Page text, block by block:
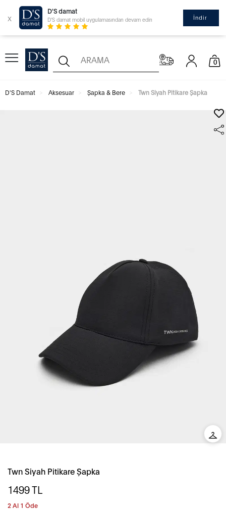
x
D'S damat
D'S damat mobil uygulamasından devam edin İndir
0
D'S Damat Aksesuar Şapka & Bere Twn Siyah Pitikare Şapka
Twn Siyah Pitikare Şapka
1499TL
2 Al 1 Öde